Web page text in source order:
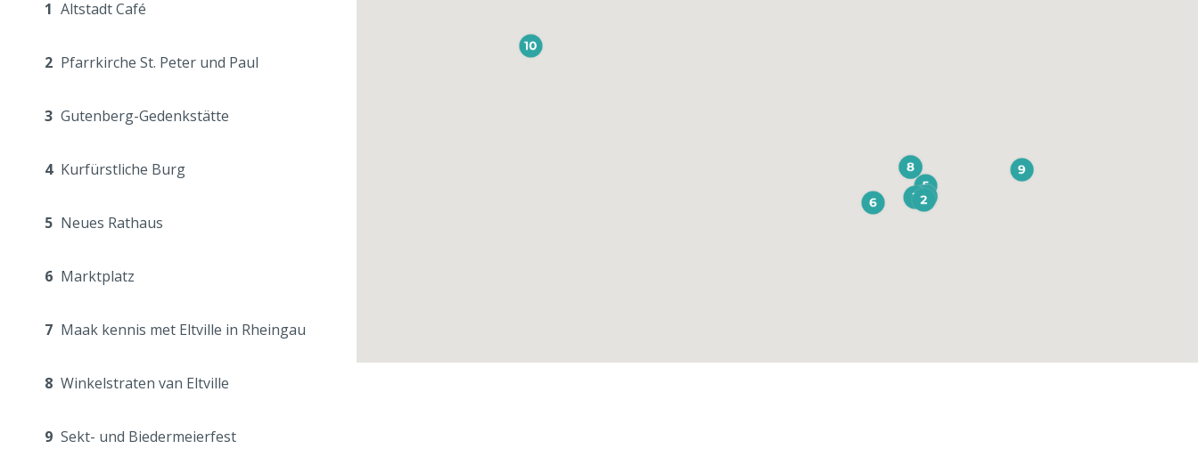
1 Altstadt Café
2 Pfarrkirche St. Peter und Paul
3 Gutenberg-Gedenkstätte
4 Kurfürstliche Burg
5 Neues Rathaus
6 Marktplatz
7 Maak kennis met Eltville in Rheingau
8 Winkelstraten van Eltville
9 Sekt- und Biedermeierfest